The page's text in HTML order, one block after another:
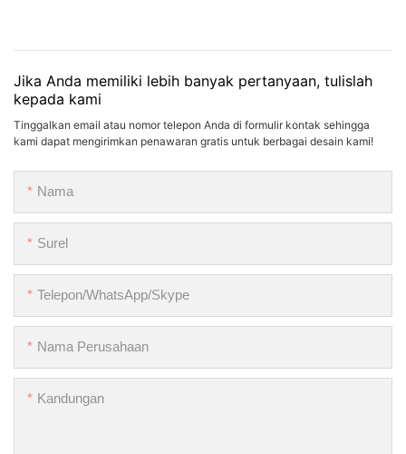
Jika Anda memiliki lebih banyak pertanyaan, tulislah
kepada kami
Tinggalkan email atau nomor telepon Anda di formulir kontak sehingga
kami dapat mengirimkan penawaran gratis untuk berbagai desain kami!
Nama
Surel
Telepon/WhatsApp/Skype
Nama Perusahaan
Kandungan